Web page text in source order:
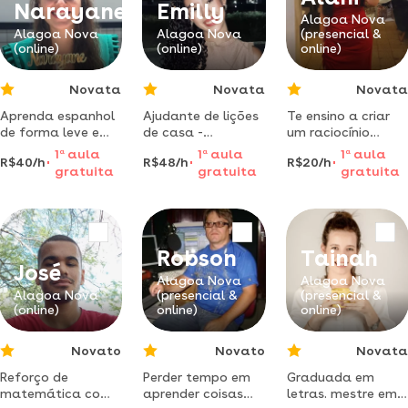
em matemática
no enem 2024.
método direto,
focado em exercíci
Narayane
Alagoa Nova
(online)
Novata
Aprenda espanhol
de forma leve e
eficaz com
professora
formada e
R$40/h
1 aaula
gratuita
Emilly
Alagoa Nova
(online)
Novata
Ajudante de lições
de casa -
profissional e
paciente aprenda
com mais
R$48/h
1 a aula
gratuita
Alagoa Nova
(presencial &
online)
Novata
Te ensino a criar
um raciocínio
rápido para
resolver questões
matemáticas. ️
R$20/h
1 aaula
gratuita
José
Alagoa Nova
(online)
Novato
Reforço de
matemática com
Robson
Alagoa Nova
(presencial &
online)
Novato
Perder tempo em
aprender coisas
Tainah
Alagoa Nova
(presencial &
online)
Novata
Graduada em
letras. mestre em